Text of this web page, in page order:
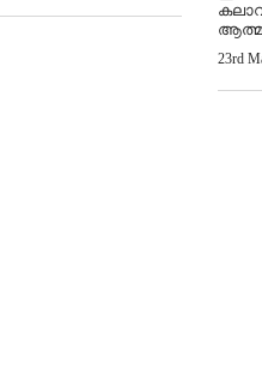
ആത്മ
23rd